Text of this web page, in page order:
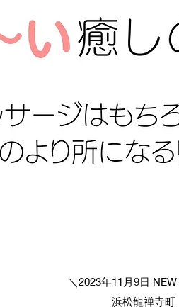
＼2023年11月9日 NEW
​浜松龍禅寺町